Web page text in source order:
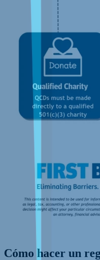
Cómo hacer un